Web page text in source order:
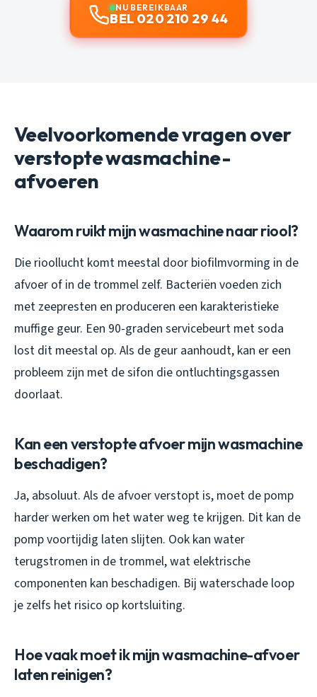
NU BEREIKBAAR
BEL 020 210 29 44
Veelvoorkomende vragen over
verstopte wasmachine-
afvoeren
Waarom ruikt mijn wasmachine naar riool?
Die rioollucht komt meestal door biofilmvorming in de
afvoer of in de trommel zelf. Bacteriën voeden zich
met zeepresten en produceren een karakteristieke
muffige geur. Een 90-graden servicebeurt met soda
lost dit meestal op. Als de geur aanhoudt, kan er een
probleem zijn met de sifon die ontluchtingsgassen
doorlaat.
Kan een verstopte afvoer mijn wasmachine
beschadigen?
Ja, absoluut. Als de afvoer verstopt is, moet de pomp
harder werken om het water weg te krijgen. Dit kan de
pomp voortijdig laten slijten. Ook kan water
terugstromen in de trommel, wat elektrische
componenten kan beschadigen. Bij waterschade loop
je zelfs het risico op kortsluiting.
Hoe vaak moet ik mijn wasmachine-afvoer
laten reinigen?